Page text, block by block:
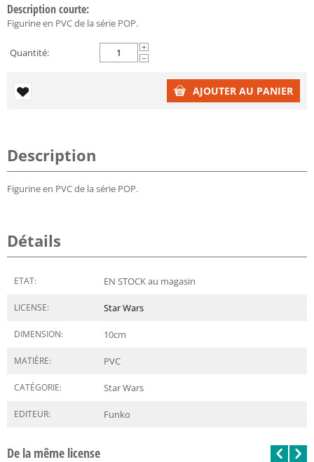
Description courte:
Figurine en PVC de la série POP.
Quantité:
+
−
AJOUTER AU PANIER
Description
Figurine en PVC de la série POP.
Détails
ETAT: EN STOCK au magasin
LICENSE: Star Wars
DIMENSION: 10cm
MATIÈRE: PVC
CATÉGORIE: Star Wars
EDITEUR: Funko
De la même license